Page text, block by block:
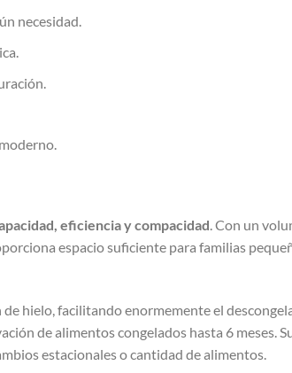
necesidad.
eficiencia y compacidad. Con un
espacio suficiente para familias
hielo, facilitando enormemente el
de alimentos congelados hasta 6 meses.
estacionales o cantidad de alimentos.